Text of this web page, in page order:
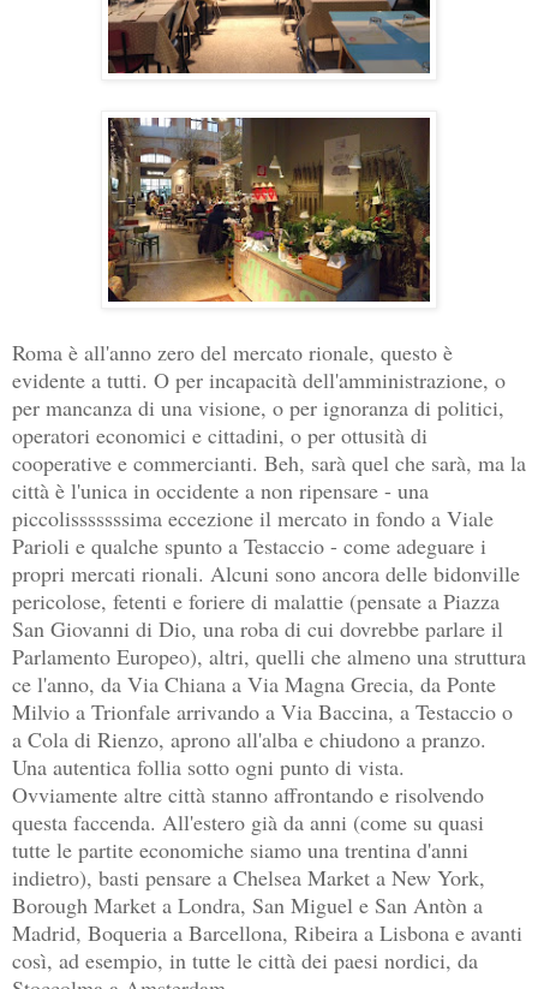
Roma è all'anno zero del mercato rionale, questo è
evidente a tutti. O per incapacità dell'amministrazione, o
per mancanza di una visione, o per ignoranza di politici,
operatori economici e cittadini, o per ottusità di
cooperative e commercianti. Beh, sarà quel che sarà, ma la
città è l'unica in occidente a non ripensare - una
piccolisssssssima eccezione il mercato in fondo a Viale
Parioli e qualche spunto a Testaccio - come adeguare i
propri mercati rionali. Alcuni sono ancora delle bidonville
pericolose, fetenti e foriere di malattie (pensate a Piazza
San Giovanni di Dio, una roba di cui dovrebbe parlare il
Parlamento Europeo), altri, quelli che almeno una struttura
ce l'anno, da Via Chiana a Via Magna Grecia, da Ponte
Milvio a Trionfale arrivando a Via Baccina, a Testaccio o
a Cola di Rienzo, aprono all'alba e chiudono a pranzo.
Una autentica follia sotto ogni punto di vista.
Ovviamente altre città stanno affrontando e risolvendo
questa faccenda. All'estero già da anni (come su quasi
tutte le partite economiche siamo una trentina d'anni
indietro), basti pensare a Chelsea Market a New York,
Borough Market a Londra, San Miguel e San Antòn a
Madrid, Boqueria a Barcellona, Ribeira a Lisbona e avanti
così, ad esempio, in tutte le città dei paesi nordici, da